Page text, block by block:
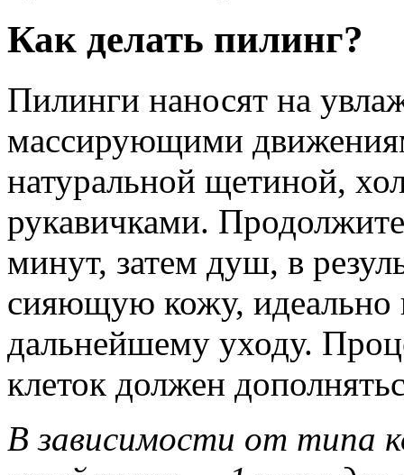
Как делать пилинг?
Пилинги наносят на
массирующими
натуральной щетиной,
рукавичками.
минут, затем душ, в
сияющую кожу, идеально
дальнейшему уходу.
клеток должен
В зависимости от типа